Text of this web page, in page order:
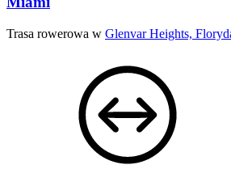
Trasa rowerowa w Glenvar Heights,